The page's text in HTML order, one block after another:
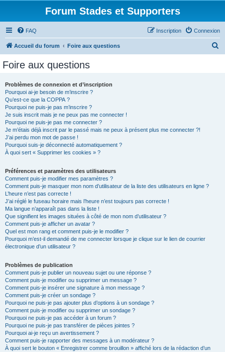
Forum Stades et Supporters
FAQ Connexion
Inscription
Accueil du forum Foire aux questions
Foire aux questions
Problèmes de connexion et d’inscription
Pourquoi ai-je besoin de m’inscrire ?
Qu’est-ce que la COPPA ?
Pourquoi ne puis-je pas m’inscrire ?
Je suis inscrit mais je ne peux pas me connecter !
Pourquoi ne puis-je pas me connecter ?
Je m’étais déjà inscrit par le passé mais ne peux à présent plus me connecter ?!
J’ai perdu mon mot de passe !
Pourquoi suis-je déconnecté automatiquement ?
À quoi sert « Supprimer les cookies » ?
Préférences et paramètres des utilisateurs
Comment puis-je modifier mes paramètres ?
Comment puis-je masquer mon nom d’utilisateur de la liste des utilisateurs en ligne ?
L’heure n’est pas correcte !
J’ai réglé le fuseau horaire mais l’heure n’est toujours pas correcte !
Ma langue n’apparaît pas dans la liste !
Que signifient les images situées à côté de mon nom d’utilisateur ?
Comment puis-je afficher un avatar ?
Quel est mon rang et comment puis-je le modifier ?
Pourquoi m’est-il demandé de me connecter lorsque je clique sur le lien de courrier
électronique d’un utilisateur ?
Problèmes de publication
Comment puis-je publier un nouveau sujet ou une réponse ?
Comment puis-je modifier ou supprimer un message ?
Comment puis-je insérer une signature à mon message ?
Comment puis-je créer un sondage ?
Pourquoi ne puis-je pas ajouter plus d’options à un sondage ?
Comment puis-je modifier ou supprimer un sondage ?
Pourquoi ne puis-je pas accéder à un forum ?
Pourquoi ne puis-je pas transférer de pièces jointes ?
Pourquoi ai-je reçu un avertissement ?
Comment puis-je rapporter des messages à un modérateur ?
À quoi sert le bouton « Enregistrer comme brouillon » affiché lors de la rédaction d’un